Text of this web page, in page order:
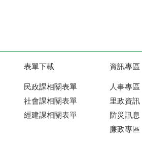
表單下載
民政課相關表單
社會課相關表單
經建課相關表單
資訊專區
人事專區
里政資訊
防災訊息
廉政專區